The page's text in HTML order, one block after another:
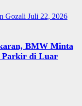
Gozali Juli 22, 2026
BMW Minta
Parkir di Luar